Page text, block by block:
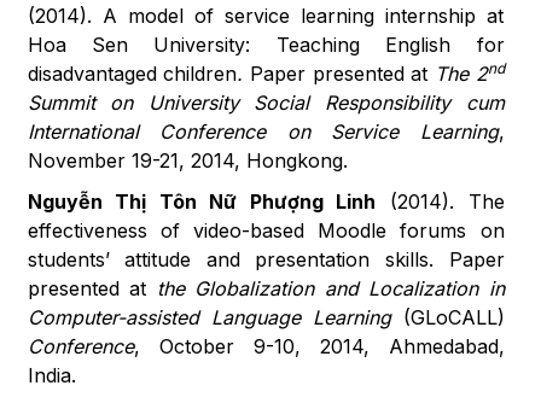
(2014). A model of service learning internship at
Hoa Sen University: Teaching English for
disadvantaged children. Paper presented at The 2nd
Summit on University Social Responsibility cum
International Conference on Service Learning,
November 19-21, 2014, Hongkong.
Nguyễn Thị Tôn Nữ Phượng Linh (2014). The
effectiveness of video-based Moodle forums on
students’ attitude and presentation skills. Paper
presented at the Globalization and Localization in
Computer-assisted Language Learning(GLoCALL)
Conference, October 9-10, 2014, Ahmedabad,
India.